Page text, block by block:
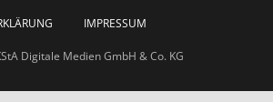
IMPRESSUM
Digitale Medien GmbH & Co. KG